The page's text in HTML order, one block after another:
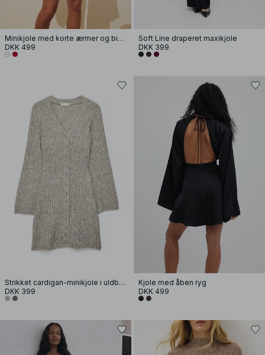
Minikjole med korte ærmer og bindebånd i taljen
DKK 499
Soft Line draperet maxikjole
DKK 399
Strikket cardigan-minikjole i uldblanding
DKK 399
Kjole med åben ryg
DKK 499